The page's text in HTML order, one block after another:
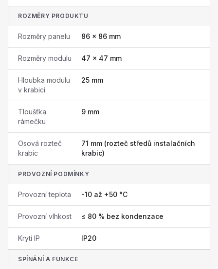
ROZMĚRY PRODUKTU
Rozměry panelu 86 × 86 mm
Rozměry modulu 47 × 47 mm
Hloubka modulu
v krabici
25 mm
Tloušťka
rámečku
9 mm
Osová rozteč
krabic
71 mm (rozteč středů instalačních
krabic)
PROVOZNÍ PODMÍNKY
Provozní teplota -10 až +50 °C
Provozní vlhkost ≤ 80 % bez kondenzace
Krytí IP IP20
SPÍNÁNÍ A FUNKCE